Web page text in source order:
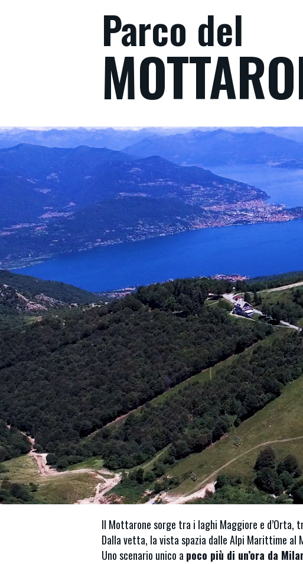
Parco del
Il Mottarone sorge tra i laghi Maggiore e d’Orta,
Dalla vetta, la vista spazia dalle Alpi Marittime al
Uno scenario unico a poco più di un’ora da